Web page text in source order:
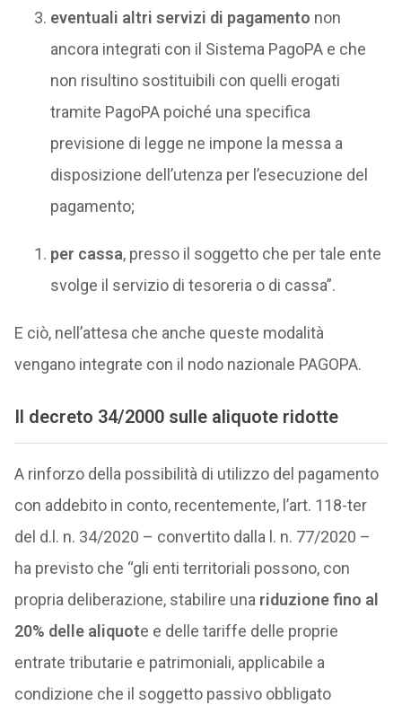
eventuali altri servizi di pagamento non
ancora integrati con il Sistema PagoPA e che
non risultino sostituibili con quelli erogati
tramite PagoPA poiché una specifica
previsione di legge ne impone la messa a
disposizione dell’utenza per l’esecuzione del
pagamento;
per cassa, presso il soggetto che per tale ente
svolge il servizio di tesoreria o di cassa”.
E ciò, nell’attesa che anche queste modalità
vengano integrate con il nodo nazionale PAGOPA.
Il decreto 34/2000 sulle aliquote ridotte
A rinforzo della possibilità di utilizzo del pagamento
con addebito in conto, recentemente, l’art. 118-ter
del d.l. n. 34/2020 – convertito dalla l. n. 77/2020 –
ha previsto che “gli enti territoriali possono, con
propria deliberazione, stabilire una riduzione fino al
20% delle aliquote e delle tariffe delle proprie
entrate tributarie e patrimoniali, applicabile a
condizione che il soggetto passivo obbligato